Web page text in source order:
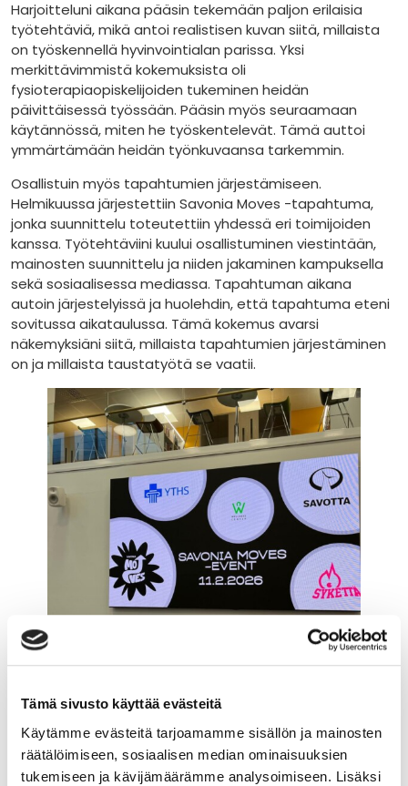
Tämä sivusto käyttää evästeitä
Käytämme evästeitä tarjoamamme sisällön ja mainosten
räätälöimiseen, sosiaalisen median ominaisuuksien
tukemiseen ja kävijämäärämme analysoimiseen. Lisäksi
Harjoitteluni aikana pääsin tekemään paljon erilaisia
työtehtäviä, mikä antoi realistisen kuvan siitä, millaista
on työskennellä hyvinvointialan parissa. Yksi
merkittävimmistä kokemuksista oli
fysioterapiaopiskelijoiden tukeminen heidän
päivittäisessä työssään. Pääsin myös seuraamaan
käytännössä, miten he työskentelevät. Tämä auttoi
ymmärtämään heidän työnkuvaansa tarkemmin.
Osallistuin myös tapahtumien järjestämiseen.
Helmikuussa järjestettiin Savonia Moves -tapahtuma,
jonka suunnittelu toteutettiin yhdessä eri toimijoiden
kanssa. Työtehtäviini kuului osallistuminen viestintään,
mainosten suunnittelu ja niiden jakaminen kampuksella
sekä sosiaalisessa mediassa. Tapahtuman aikana
autoin järjestelyissä ja huolehdin, että tapahtuma eteni
sovitussa aikataulussa. Tämä kokemus avarsi
näkemyksiäni siitä, millaista tapahtumien järjestäminen
on ja millaista taustatyötä se vaatii.
Kuva 2. Savonia Moves –tapahtuma
Kampussydämessä keväällä 2026.